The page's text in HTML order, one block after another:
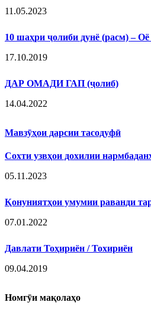
11.05.2023
10 шаҳри ҷолиби дунё (расм) – Оё
17.10.2019
ДАР ОМАДИ ГАП (ҷолиб)
14.04.2022
Мавзӯҳои дарсии тасодуфӣ
Сохти узвҳои дохилии
05.11.2023
Қонуниятҳои умумии раванди
07.01.2022
Давлати Тоҳириён / Тохириён
09.04.2019
Номгӯи мақолаҳо